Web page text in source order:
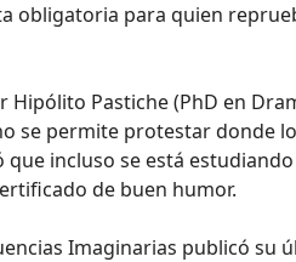
obligatoria para quien
Hipólito Pastiche (PhD en
se permite protestar donde
incluso se está
de buen humor.
Imaginarias publicó su